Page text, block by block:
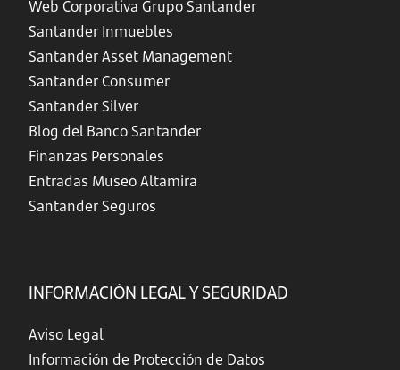
Web Corporativa Grupo Santander
Santander Inmuebles
Santander Asset Management
Santander Consumer
Santander Silver
Blog del Banco Santander
Finanzas Personales
Entradas Museo Altamira
Santander Seguros
INFORMACIÓN LEGAL Y SEGURIDAD
Aviso Legal
Información de Protección de Datos